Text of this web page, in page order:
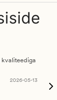
kvaliteediga
2026-05-13